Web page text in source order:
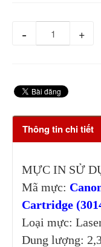
- +
Thông tin chi tiết
MỰC IN SỬ
Mã mực:
Cartridge
Loại mực:
Dung lượng: